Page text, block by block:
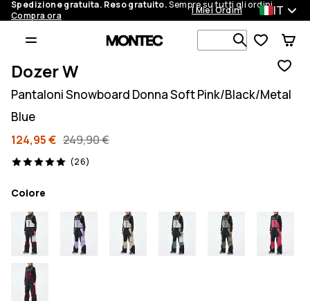
Spedizione gratuita. Reso gratuito.Sempre su tutti gli ordini.
Compra ora
I Miei Ordini IT
Cerca tra 1
Dozer W
Pantaloni Snowboard Donna Soft Pink/Black/Metal
Blue
124,95 € 249,90 €
(26)
26 recensioni, 5/5
Colore